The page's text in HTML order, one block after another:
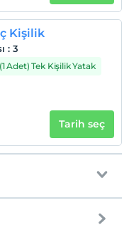
ücretsizdir
Kişilik
: 3
(1 Adet) Tek Kişilik Yatak
Tarih seç